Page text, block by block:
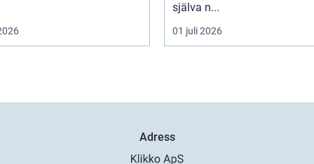
själva n...
01 juli 2026
Adress